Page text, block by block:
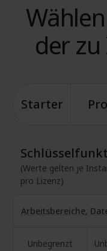
der
Starter
(Werte gelten je
pro Lizenz)
Arbeitsbereiche,
Unbegrenzt